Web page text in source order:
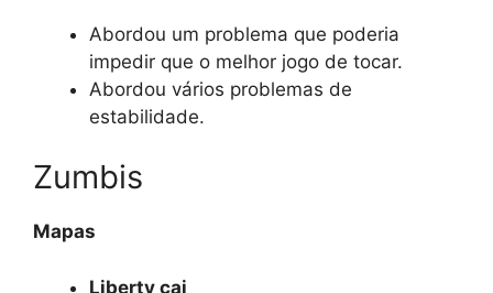
Abordou um problema que poderia
impedir que o melhor jogo de tocar.
Abordou vários problemas de
estabilidade.
Zumbis
Mapas
Liberty cai